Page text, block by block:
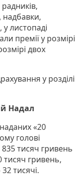
надбавки,
листопаді
премії у розмірі
двох
у розділі
Надал
«20
голові
тисяч гривень
тисяч гривень,
тисячі.